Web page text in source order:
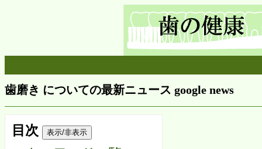
歯磨き についての最新ニュース google news
目次 表示/非表示